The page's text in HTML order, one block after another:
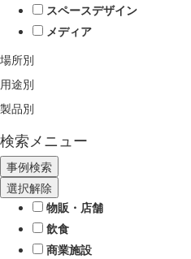
スペースデザイン
メディア
場所別
用途別
製品別
検索メニュー
選択解除
物販・店舗
飲食
商業施設